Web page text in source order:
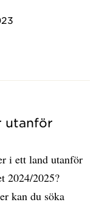
utanför
i ett land utanför
2024/2025?
kan du söka